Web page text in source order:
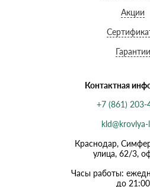
Акции
Гарантии
Контактная
+7 (861) 203-
kld@krovlya-
Краснодар,
улица, 62/3,
Часы работы:
до 21:00